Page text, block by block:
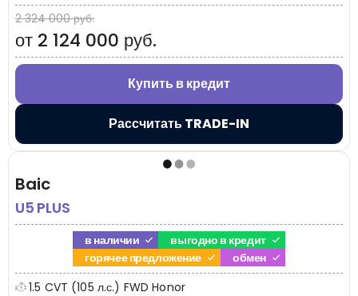
2 324 000 руб.
от 2 124 000 руб.
Купить в кредит
Рассчитать TRADE-IN
Baic
U5 PLUS
в наличии
выгодно в кредит
горячее предложение
обмен
1.5 CVT (105 л.с.) FWD Honor